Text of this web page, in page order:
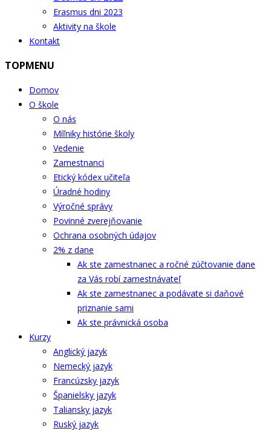
Erasmus dni 2023
Aktivity na škole
Kontakt
TOPMENU
Domov
O škole
O nás
Míľniky histórie školy
Vedenie
Zamestnanci
Etický kódex učiteľa
Úradné hodiny
Výročné správy
Povinné zverejňovanie
Ochrana osobných údajov
2% z dane
Ak ste zamestnanec a ročné zúčtovanie dane
za Vás robí zamestnávateľ
Ak ste zamestnanec a podávate si daňové
priznanie sami
Ak ste právnická osoba
Kurzy
Anglický jazyk
Nemecký jazyk
Francúzsky jazyk
Španielsky jazyk
Taliansky jazyk
Ruský jazyk